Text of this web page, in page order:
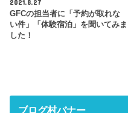
2021.8.27
GFCの担当者に「予約が取れな
い件」「体験宿泊」を聞いてみま
した！
ブログ村バナー